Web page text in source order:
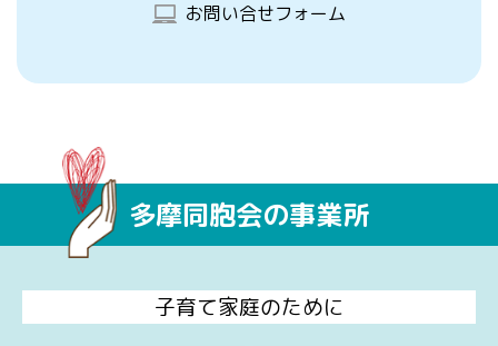
お問い合せフォーム
多摩同胞会の事業所
子育て家庭のために